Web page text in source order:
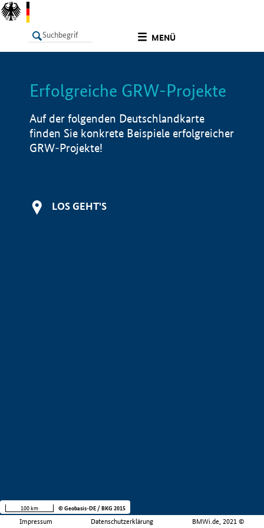
MENÜ
LISTE Info
Erfolgreiche GRW-Projekte
Auf der folgenden Deutschlandkarte
finden Sie konkrete Beispiele erfolgreicher
GRW-Projekte!
LOS GEHT'S
Impressum Datenschutzerklärung BMWi.de, 2021 ©
100 km © Geobasis-DE / BKG 2015